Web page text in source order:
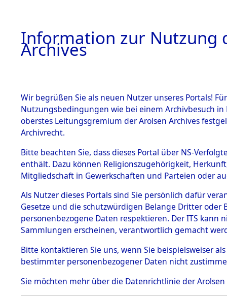
BESTÄNDE
1.
mente
5. Verschiedenes
5.3
Todesmärsche
5.3.1 Alliierte
Erhebungen
zu
Todesmärsch
en
5.3.2
Kemnath
Information zur Nutzung
Archives
Wir begrüßen Sie als neuen Nutzer unseres Portals!
Nutzungsbedingungen wie bei einem Archivbesuch
oberstes Leitungsgremium der Arolsen Archives
Archivrecht.
Bitte beachten Sie, dass dieses Portal über NS-
enthält. Dazu können Religionszugehörigkeit,
Mitgliedschaft in Gewerkschaften und Parteien oder
Als Nutzer dieses Portals sind Sie persönlich dafür
Gesetze und die schutzwürdigen Belange Dritter
personenbezogene Daten respektieren. Der ITS
Sammlungen erscheinen, verantwortlich gemacht
Bitte kontaktieren Sie uns, wenn Sie beispielsweiser
bestimmter personenbezogener Daten nicht
Sie möchten mehr über die Datenrichtlinie der Arolsen